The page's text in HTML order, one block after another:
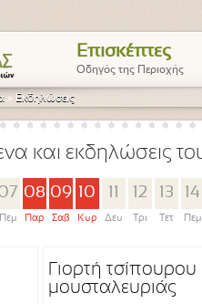
Επισκέπτες
Οδηγός της Περιοχής
» Εκδηλώσεις
και εκδηλώσεις
Πεμ
08
Παρ
09
Σαβ
10
Κυρ Δευ
12
Τρι
13
Τετ
14
Πεμ
Γιορτή τσίπουρου
μουσταλευριάς